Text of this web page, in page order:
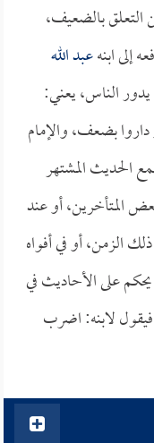
بالضعيف،
إلى ابنهعبد الله
الناس، يعني:
بضعف، والإمام
الحديث المشتهر
المتأخرين، أو عند
الزمن، أو في أفواه
على الأحاديث في
لابنه: اضرب